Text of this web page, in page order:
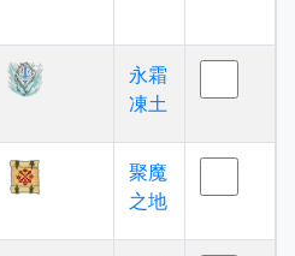
永霜
凍土
聚魔
之地